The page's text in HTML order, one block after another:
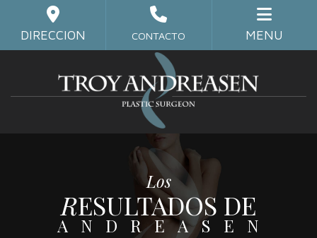
main
DIRECCION CONTACTO MENU
Los
RESULTADOS DE
ANDREASEN